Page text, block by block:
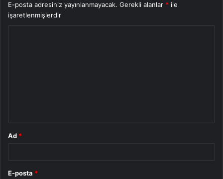
E-posta adresiniz yayınlanmayacak. Gerekli alanlar * ile
işaretlenmişlerdir
Ad *
E-posta *